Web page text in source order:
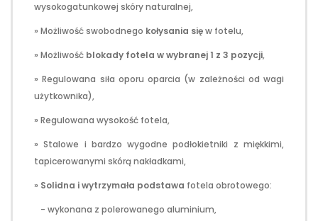
wysokogatunkowej skóry naturalnej,
» Możliwość swobodnego kołysania sięw fotelu,
» Możliwość blokady fotela w wybranej 1 z 3 pozycji,
» Regulowana siła oporu oparcia (w zależności od wagi
użytkownika),
» Regulowana wysokość fotela,
» Stalowe i bardzo wygodne podłokietniki z miękkimi,
tapicerowanymi skórą nakładkami,
» Solidna i wytrzymała podstawa fotela obrotowego:
- wykonana z polerowanego aluminium,